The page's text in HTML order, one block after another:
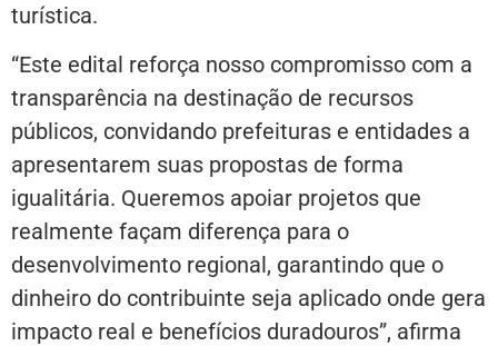
turística.
“Este edital reforça nosso compromisso com a
transparência na destinação de recursos
públicos, convidando prefeituras e entidades a
apresentarem suas propostas de forma
igualitária. Queremos apoiar projetos que
realmente façam diferença para o
desenvolvimento regional, garantindo que o
dinheiro do contribuinte seja aplicado onde gera
impacto real e benefícios duradouros”, afirma